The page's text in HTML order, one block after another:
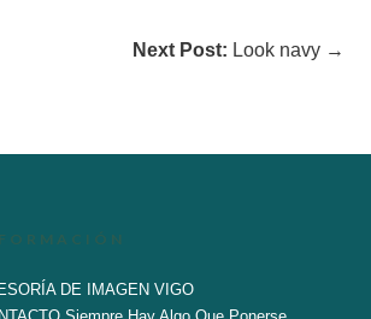
Next Post: Look navy →
DE IMAGEN VIGO